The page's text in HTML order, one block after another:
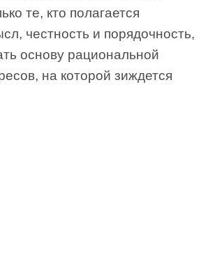
те, кто полагается
честность и порядочность,
основу рациональной
на которой зиждется